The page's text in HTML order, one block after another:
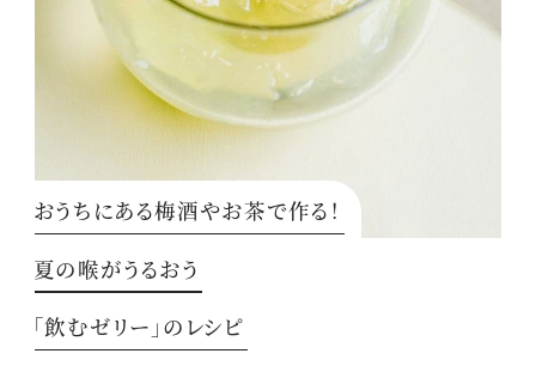
おうちにある梅酒やお茶で作る！
夏の喉がうるおう
「飲むゼリー」のレシピ